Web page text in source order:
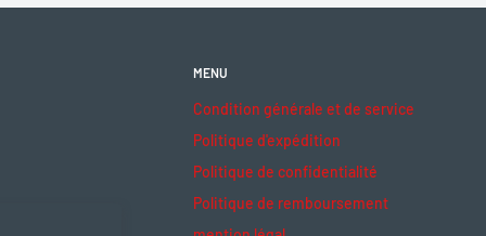
MENU
Condition générale et de service
Politique d'expédition
Politique de confidentialité
Politique de remboursement